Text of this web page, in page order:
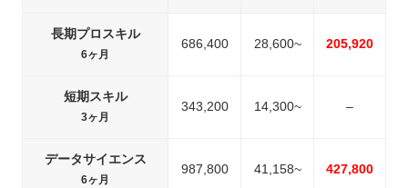
長期プロスキル
6ヶ月
686,400 28,600~ 205,920
短期スキル
3ヶ月
343,200 14,300~ –
データサイエンス
6ヶ月
987,800 41,158~ 427,800